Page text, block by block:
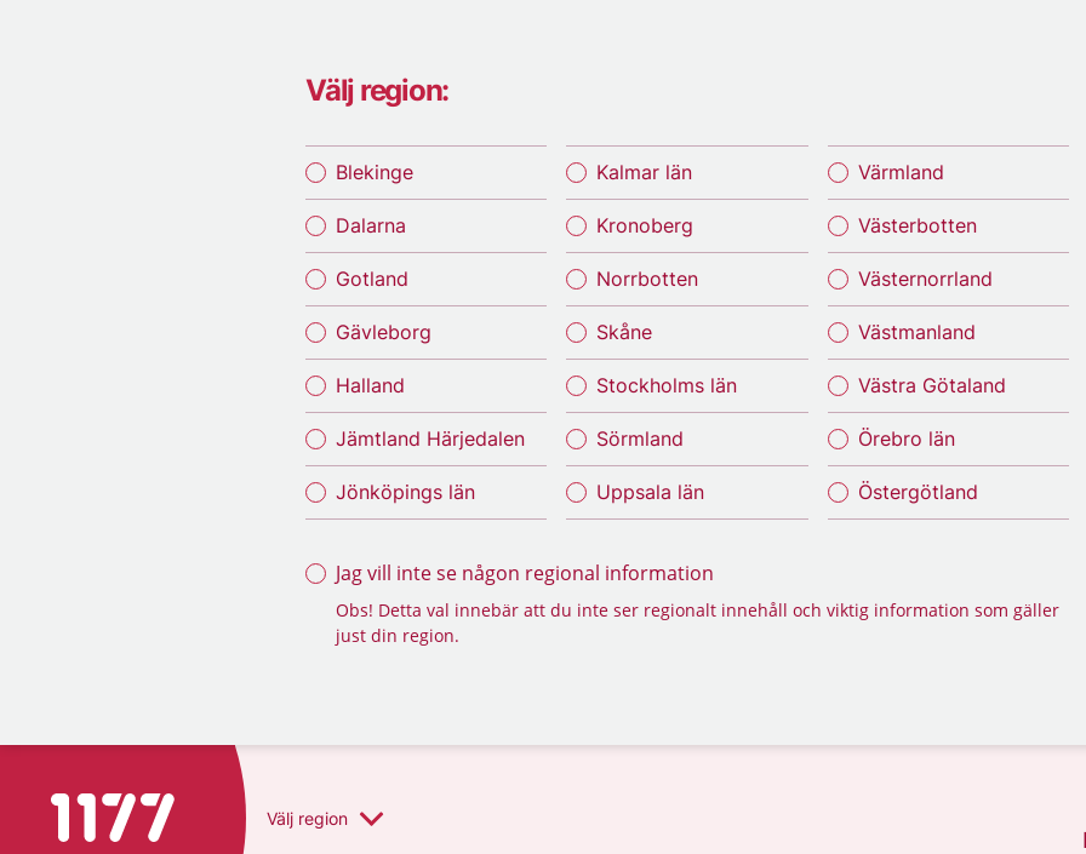
Välj region:
Blekinge
Dalarna
Gotland
Gävleborg
Halland
Jämtland Härjedalen
Jönköpings län
Kalmar län
Kronoberg
Norrbotten
Skåne
Stockholms län
Sörmland
Uppsala län
Värmland
Västerbotten
Västernorrland
Västmanland
Västra Götaland
Örebro län
Östergötland
Jag vill inte se någon regional information
Obs! Detta val innebär att du inte ser regionalt innehåll och viktig information som gäller
just din region.
Till startsidan för 1177 Välj region